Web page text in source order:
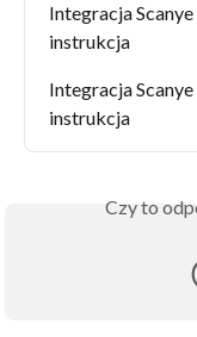
Integracja
instrukcja
Integracja
instrukcja
Czy to